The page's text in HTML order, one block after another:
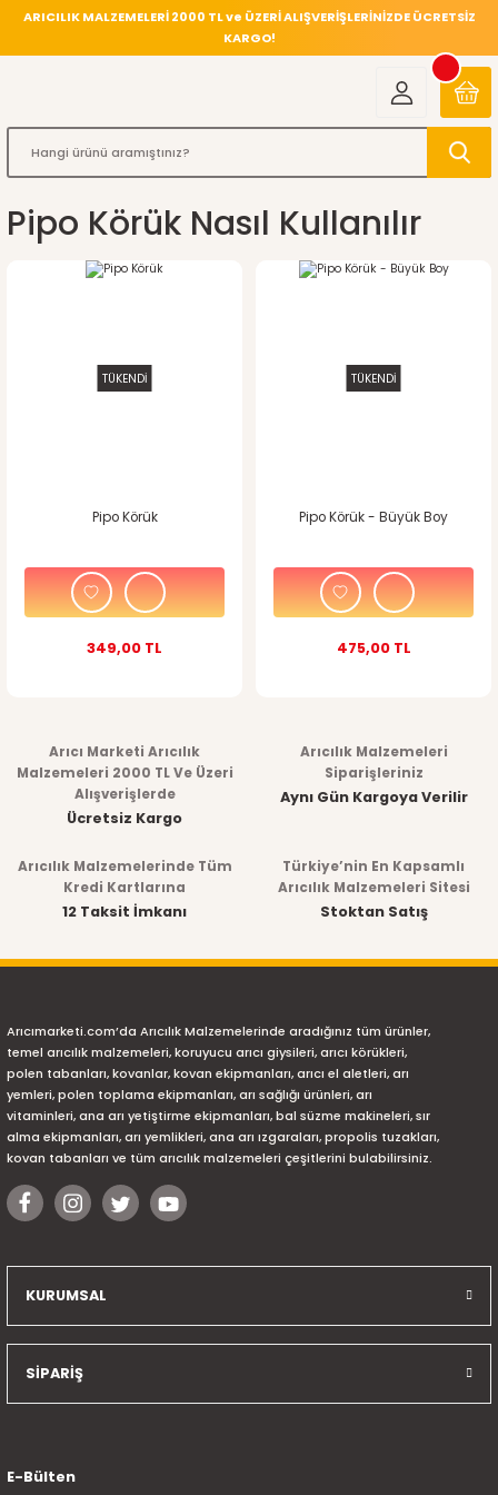
ARICILIK MALZEMELERİ 2000 TL ve ÜZERİ ALIŞVERİŞLERİNİZDE ÜCRETSİZ
KARGO!
Pipo Körük Nasıl Kullanılır
TÜKENDİ
Pipo Körük
349,00 TL
TÜKENDİ
Pipo Körük - Büyük Boy
475,00 TL
Arıcı Marketi Arıcılık
Malzemeleri 2000 TL Ve Üzeri
Alışverişlerde
Ücretsiz Kargo
Arıcılık Malzemeleri
Siparişleriniz
Aynı Gün Kargoya Verilir
Arıcılık Malzemelerinde Tüm
Kredi Kartlarına
12 Taksit İmkanı
Türkiye’nin En Kapsamlı
Arıcılık Malzemeleri Sitesi
Stoktan Satış
Arıcımarketi.com’da Arıcılık Malzemelerinde aradığınız tüm ürünler,
temel arıcılık malzemeleri, koruyucu arıcı giysileri, arıcı körükleri,
polen tabanları, kovanlar, kovan ekipmanları, arıcı el aletleri, arı
yemleri, polen toplama ekipmanları, arı sağlığı ürünleri, arı
vitaminleri, ana arı yetiştirme ekipmanları, bal süzme makineleri, sır
alma ekipmanları, arı yemlikleri, ana arı ızgaraları, propolis tuzakları,
kovan tabanları ve tüm arıcılık malzemeleri çeşitlerini bulabilirsiniz.
KURUMSAL
SİPARİŞ
E-Bülten